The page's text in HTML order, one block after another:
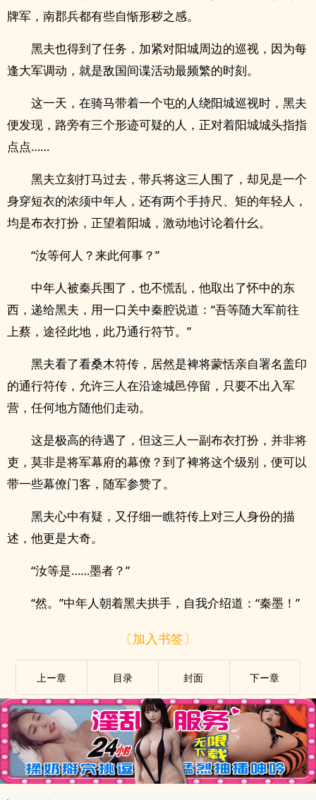
牌军，南郡兵都有些自惭形秽之感。
黑夫也得到了任务，加紧对阳城周边的巡视，因为每
逢大军调动，就是敌国间谍活动最频繁的时刻。
这一天，在骑马带着一个屯的人绕阳城巡视时，黑夫
便发现，路旁有三个形迹可疑的人，正对着阳城城头指指
点点……
黑夫立刻打马过去，带兵将这三人围了，却见是一个
身穿短衣的浓须中年人，还有两个手持尺、矩的年轻人，
均是布衣打扮，正望着阳城，激动地讨论着什幺。
“汝等何人？来此何事？”
中年人被秦兵围了，也不慌乱，他取出了怀中的东
西，递给黑夫，用一口关中秦腔说道：“吾等随大军前往
上蔡，途径此地，此乃通行符节。”
黑夫看了看桑木符传，居然是裨将蒙恬亲自署名盖印
的通行符传，允许三人在沿途城邑停留，只要不出入军
营，任何地方随他们走动。
这是极高的待遇了，但这三人一副布衣打扮，并非将
吏，莫非是将军幕府的幕僚？到了裨将这个级别，便可以
带一些幕僚门客，随军参赞了。
黑夫心中有疑，又仔细一瞧符传上对三人身份的描
述，他更是大奇。
“汝等是……墨者？”
“然。”中年人朝着黑夫拱手，自我介绍道：“秦墨！”
〔加入书签〕
上ー章 目录 封面 下ー章